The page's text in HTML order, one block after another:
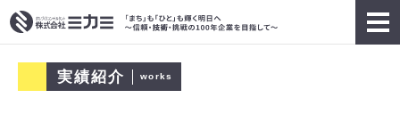
実績紹介 works